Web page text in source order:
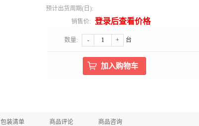
预计出货周期(日):
销售价:
登录后查看价格
数量: - + 台
包装清单 商品评论 商品咨询